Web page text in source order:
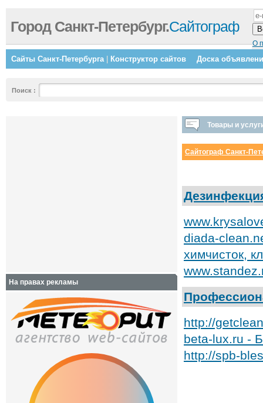
О
Город Санкт-Петербург.Сайтограф
Сайты Санкт-Петербурга| Конструктор сайтов Доска
Поиск :
Товары и
Сайтограф Санкт-
diada-
химчисток,
http://
beta-lux.ru -
http://spb-
На правах рекламы